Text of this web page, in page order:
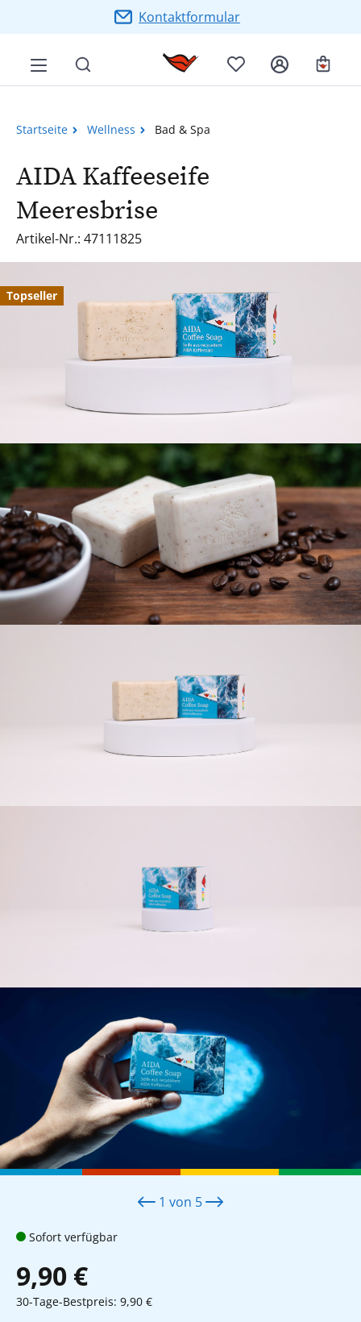
Zum Hauptinhalt springenKontaktformular
Startseite Wellness Bad & Spa
AIDA Kaffeeseife
Meeresbrise
Artikel-Nr.: 47111825
Topseller
1 von 5
Sofort verfügbar
9,90 €
30-Tage-Bestpreis: 9,90 €